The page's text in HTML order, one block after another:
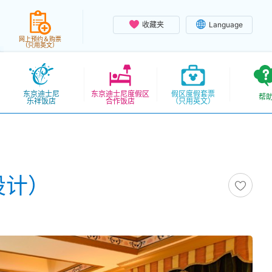
收藏夹 Language
网上预约＆购票
（只用英文）
东京迪士尼
乐祥饭店
东京迪士尼度假区
合作饭店
假区度假套票
（只用英文）
帮
）